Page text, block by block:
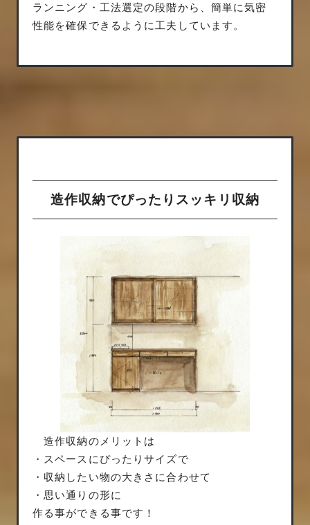
ランニング・工法選定の段階から、簡単に気密
性能を確保できるように工夫しています。
造作収納でぴったりスッキリ収納
造作収納のメリットは
・スペースにぴったりサイズで
・収納したい物の大きさに合わせて
・思い通りの形に
作る事ができる事です！